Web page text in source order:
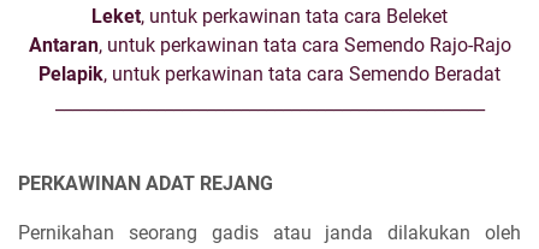
Leket, untuk perkawinan tata cara Beleket
Antaran, untuk perkawinan tata cara Semendo Rajo-Rajo
Pelapik, untuk perkawinan tata cara Semendo Beradat
PERKAWINAN ADAT REJANG
Pernikahan seorang gadis atau janda dilakukan oleh